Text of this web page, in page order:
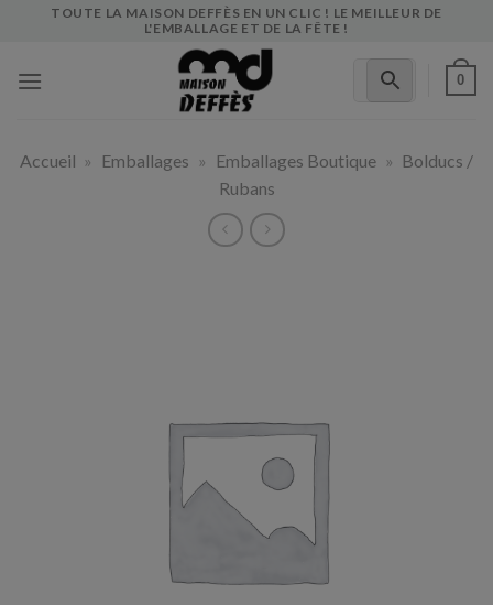
TOUTE LA MAISON DEFFÈS EN UN CLIC ! LE MEILLEUR DE
L'EMBALLAGE ET DE LA FÊTE !
0
Accueil » Emballages » Emballages Boutique » Bolducs /
Rubans